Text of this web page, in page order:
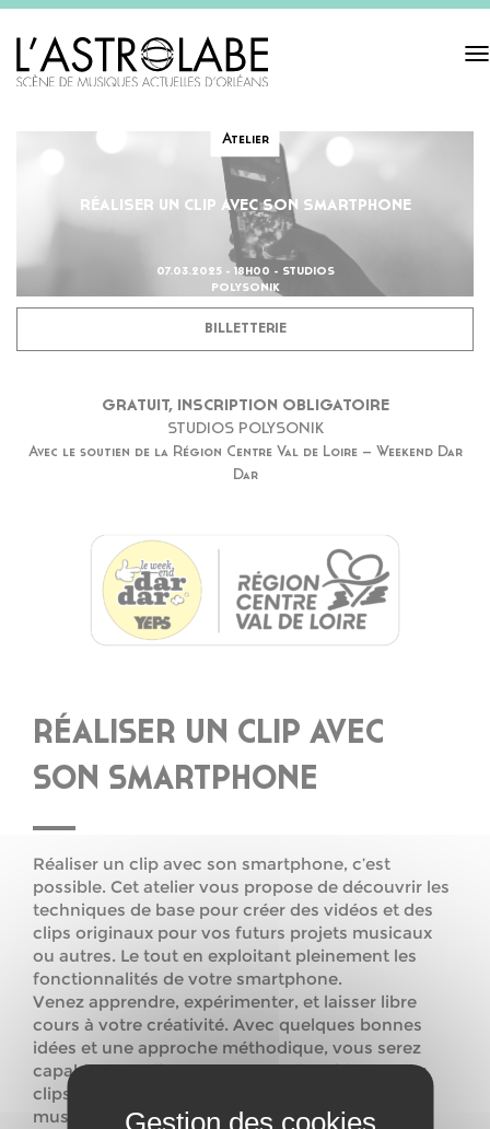
Atelier
RÉALISER UN CLIP AVEC SON SMARTPHONE
07.03.2025 - 18H00 - STUDIOS
POLYSONIK
BILLETTERIE
GRATUIT, INSCRIPTION OBLIGATOIRE
STUDIOS POLYSONIK
Avec le soutien de la Région Centre Val de Loire – Weekend Dar
Dar
RÉALISER UN CLIP AVEC
SON SMARTPHONE
Réaliser un clip avec son smartphone, c’est
possible. Cet atelier vous propose de découvrir les
techniques de base pour créer des vidéos et des
clips originaux pour vos futurs projets musicaux
ou autres. Le tout en exploitant pleinement les
fonctionnalités de votre smartphone.
Venez apprendre, expérimenter, et laisser libre
cours à votre créativité. Avec quelques bonnes
idées et une approche méthodique, vous serez
capable de réaliser vous-même les vidéos et les
clips pour mettre en avant vos futurs projets
musicaux.